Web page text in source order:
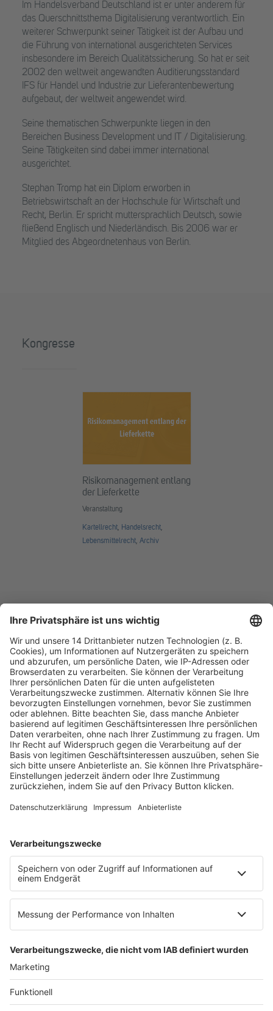
Im Handelsverband Deutschland ist er unter anderem für
das Querschnittsthema Digitalisierung verantwortlich. Ein
weiterer Schwerpunkt seiner Tätigkeit ist der Aufbau und
die Führung von international ausgerichteten Services
insbesondere im Bereich Qualitätssicherung. So hat er seit
2002 den weltweit angewandten Auditierungsstandard
IFS für Handel und Industrie zur Lieferantenbewertung
aufgebaut, der weltweit angewendet wird.
Seine thematischen Schwerpunkte liegen in den
Bereichen Business Development und IT / Digitalisierung.
Seine Tätigkeiten sind dabei immer international
ausgerichtet.
Stephan Tromp hat ein Diplom erworben in
Betriebswirtschaft an der Hochschule für Wirtschaft und
Recht, Berlin. Er spricht muttersprachlich Deutsch, sowie
fließend Englisch und Niederländisch. Bis 2006 war er
Mitglied des Abgeordnetenhaus von Berlin.
Kongresse
Risikomanagement entlang
der Lieferkette
Veranstaltung
Kartellrecht, Handelsrecht,
Lebensmittelrecht, Archiv
Fachmedien Recht und Wirtschaft
Ein Fachbereich der
dfv Mediengruppe
Mainzer Landstr. 251
60326 Frankfurt am Main
E-Mail:info@ruw.de
Web:https://www.ruw.de
AGB
Datenschutzerklärung
Genderhinweis
Cookie-Einstellungen